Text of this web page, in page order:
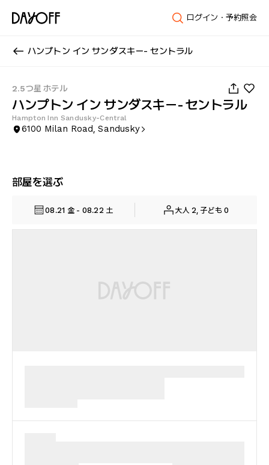
ログイン・予約照会
ハンプトン イン サンダスキー- セントラル
2.5つ星 ホテル
ハンプトン イン サンダスキー- セントラル
Hampton Inn Sandusky-Central
6100 Milan Road, Sandusky
部屋を選ぶ
08.21 金 - 08.22 土 大人 2, 子ども 0